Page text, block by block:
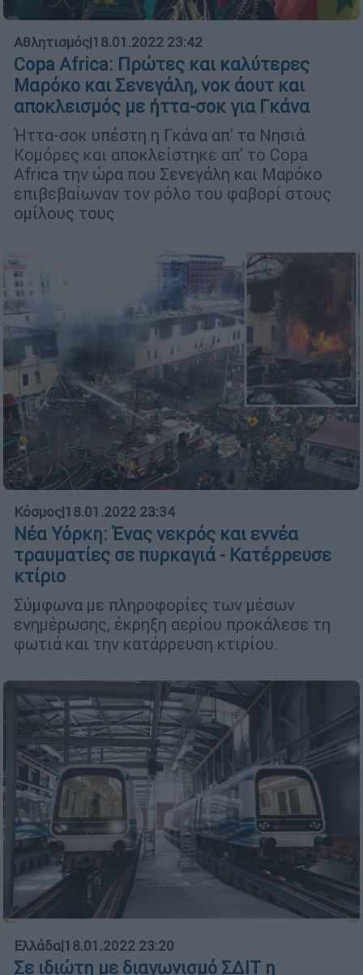
Αθλητισμός|18.01.2022 23:42
Copa Africa: Πρώτες και καλύτερες
Μαρόκο και Σενεγάλη, νοκ άουτ και
αποκλεισμός με ήττα-σοκ για Γκάνα
Ήττα-σοκ υπέστη η Γκάνα απ' τα Νησιά
Κομόρες και αποκλείστηκε απ' το Copa
Africa την ώρα που Σενεγάλη και Μαρόκο
επιβεβαίωναν τον ρόλο του φαβορί στους
ομίλους τους
Κόσμος|18.01.2022 23:34
Νέα Υόρκη: Ένας νεκρός και εννέα
τραυματίες σε πυρκαγιά - Κατέρρευσε
κτίριο
Σύμφωνα με πληροφορίες των μέσων
ενημέρωσης, έκρηξη αερίου προκάλεσε τη
φωτιά και την κατάρρευση κτιρίου.
Ελλάδα|18.01.2022 23:20
Σε ιδιώτη με διαγωνισμό ΣΔΙΤ η